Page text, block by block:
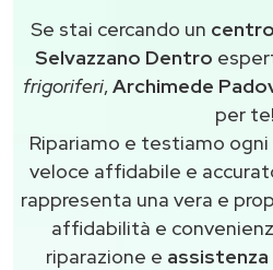
Se stai cercando un
Selvazzano Dentro
frigoriferi,Archimede
per te!
Ripariamo e testiamo
veloce affidabile e
rappresenta una vera e
affidabilità e
riparazione e